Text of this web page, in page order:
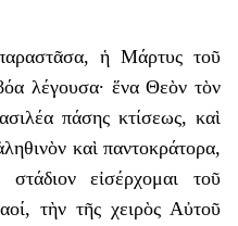
ἡ Μάρτυς τοῦ
λέγουσα· ἕνα Θεὸν τὸν
πάσης κτίσεως, καὶ
καὶ παντοκράτορα,
εἰσέρχομαι τοῦ
τὴν τῆς χειρὸς Αὐτοῦ